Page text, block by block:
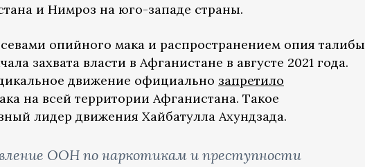
и Нимроз на юго-западе страны.
опийного мака и распространением опия талибы
захвата власти в Афганистане в августе 2021 года.
движение официально запретило
на всей территории Афганистана. Такое
лидер движения Хайбатулла Ахундзада.
ООН по наркотикам и преступности